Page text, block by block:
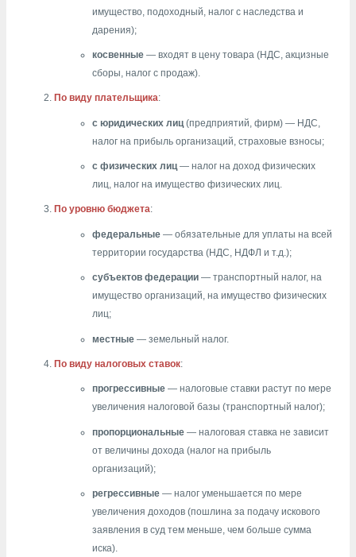
имущество, подоходный, налог с наследства и
дарения);
косвенные — входят в цену товара (НДС, акцизные
сборы, налог с продаж).
По виду плательщика:
с юридических лиц (предприятий, фирм) — НДС,
налог на прибыль организаций, страховые взносы;
с физических лиц— налог на доход физических
лиц, налог на имущество физических лиц.
По уровню бюджета:
федеральные — обязательные для уплаты на всей
территории государства (НДС, НДФЛ и т.д.);
субъектов федерации — транспортный налог, на
имущество организаций, на имущество физических
лиц;
местные — земельный налог.
По виду налоговых ставок:
прогрессивные — налоговые ставки растут по мере
увеличения налоговой базы (транспортный налог);
пропорциональные — налоговая ставка не зависит
от величины дохода (налог на прибыль
организаций);
регрессивные — налог уменьшается по мере
увеличения доходов (пошлина за подачу искового
заявления в суд тем меньше, чем больше сумма
иска).